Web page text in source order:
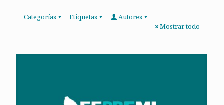
Categorías Etiquetas
Autores
Mostrar todo